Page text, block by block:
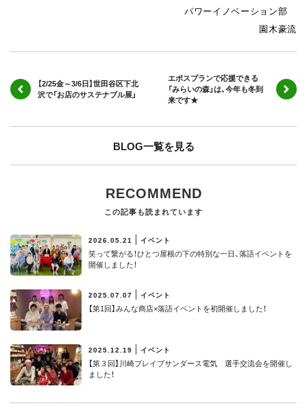
パワーイノベーション部
園木豪流
【2/25金～3/6日】世田谷区下北
沢で「お店のサステナブル展」
エポスプランで応援できる
「みらいの森」は、今年も冬到
来です★
BLOG一覧を見る
RECOMMEND
この記事も読まれています
2026.05.21 イベント
笑って繋がる！ひとつ屋根の下の特別な一日、落語イベントを
開催しました！
2025.07.07 イベント
【第1回】みんな商店×落語イベントを初開催しました！
2025.12.19 イベント
【第３回】川崎ブレイブサンダース電気 選手交流会を開催し
ました！